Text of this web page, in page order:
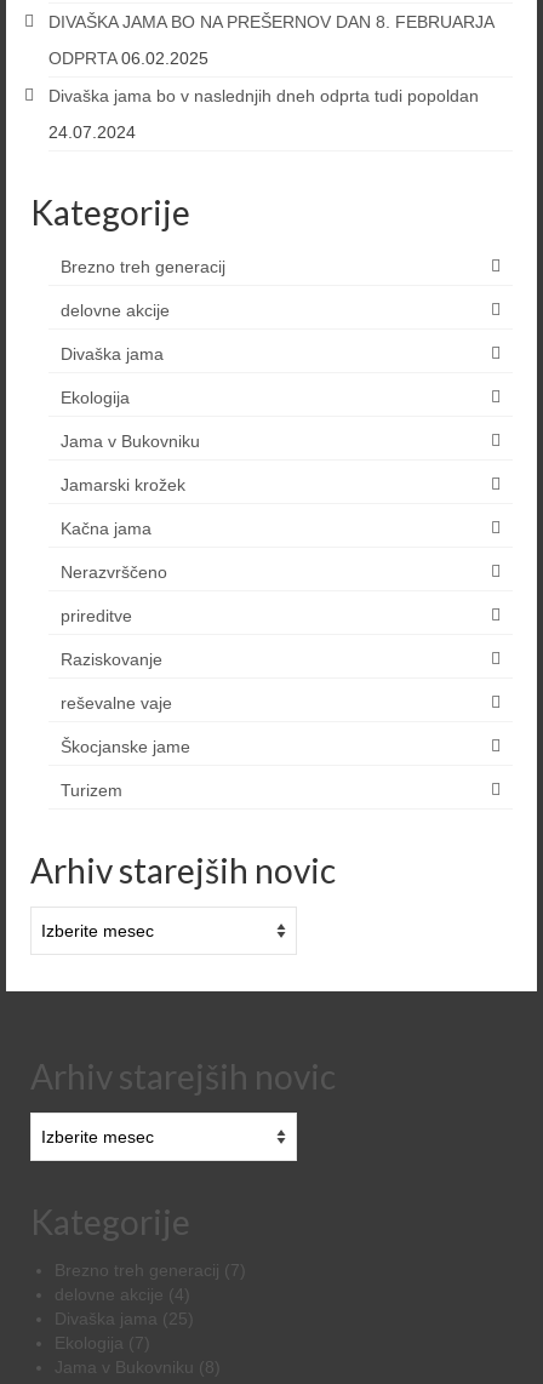
DIVAŠKA JAMA BO NA PREŠERNOV DAN 8. FEBRUARJA
ODPRTA 06.02.2025
Divaška jama bo v naslednjih dneh odprta tudi popoldan
24.07.2024
Kategorije
Brezno treh generacij
delovne akcije
Divaška jama
Ekologija
Jama v Bukovniku
Jamarski krožek
Kačna jama
Nerazvrščeno
prireditve
Raziskovanje
reševalne vaje
Škocjanske jame
Turizem
Arhiv starejših novic
starejših
Arhiv starejših novic
starejših
Kategorije
Brezno treh generacij (7)
delovne akcije (4)
Divaška jama (25)
Ekologija (7)
Jama v Bukovniku
(8)